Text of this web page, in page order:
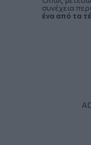
συνέχεια
ένα από τα